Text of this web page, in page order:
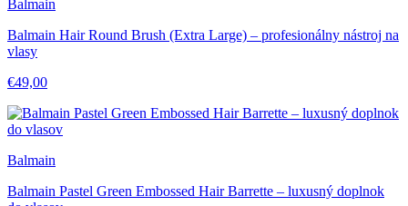
Balmain
Balmain Hair Round Brush (Extra Large) – profesionálny nástroj na
vlasy
€49,00
Balmain
Balmain Pastel Green Embossed Hair Barrette – luxusný doplnok